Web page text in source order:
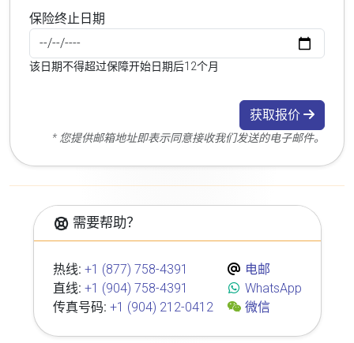
保险终止日期
该日期不得超过保障开始日期后12个月
获取报价
* 您提供邮箱地址即表示同意接收我们发送的电子邮件。
需要帮助？
热线: +1 (877) 758-4391
直线: +1 (904) 758-4391
传真号码: +1 (904) 212-0412
电邮
WhatsApp
微信